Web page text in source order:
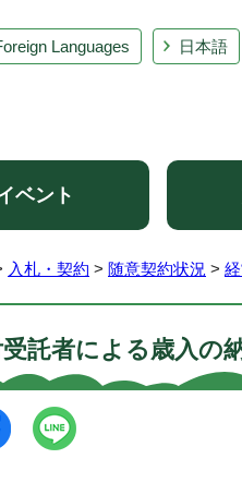
Languages 日本語
ベント
入札・契約 > 随意契約状況 >
託者による歳入の